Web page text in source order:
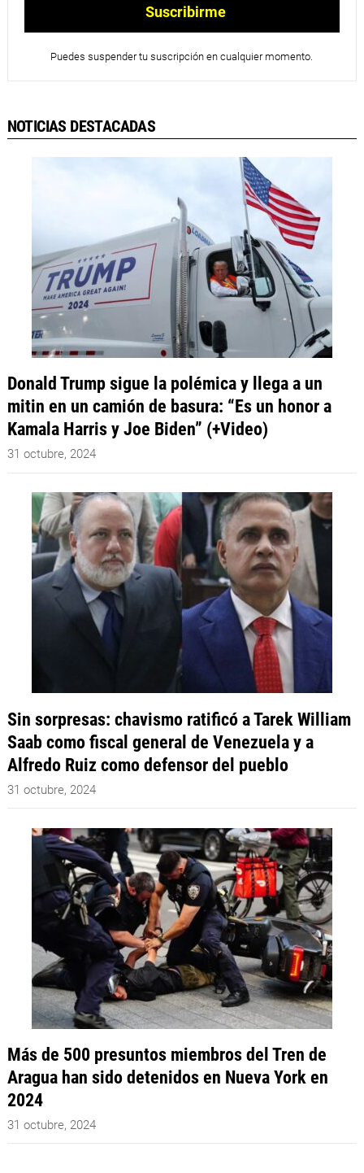
Puedes suspender tu suscripción en cualquier momento.
NOTICIAS DESTACADAS
Donald Trump sigue la polémica y llega a un
mitin en un camión de basura: “Es un honor a
Kamala Harris y Joe Biden” (+Video)
31 octubre, 2024
Sin sorpresas: chavismo ratificó a Tarek William
Saab como fiscal general de Venezuela y a
Alfredo Ruiz como defensor del pueblo
31 octubre, 2024
Más de 500 presuntos miembros del Tren de
Aragua han sido detenidos en Nueva York en
2024
31 octubre, 2024